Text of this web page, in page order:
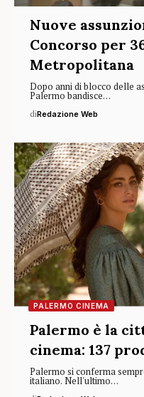
Nuove
Concorso per
Metropolitana
Dopo anni di blocco delle
Palermo bandisce…
diRedazione Web
PALERMO CINEMA
Palermo è la
cinema: 137
Palermo si conferma
italiano. Nell'ultimo…